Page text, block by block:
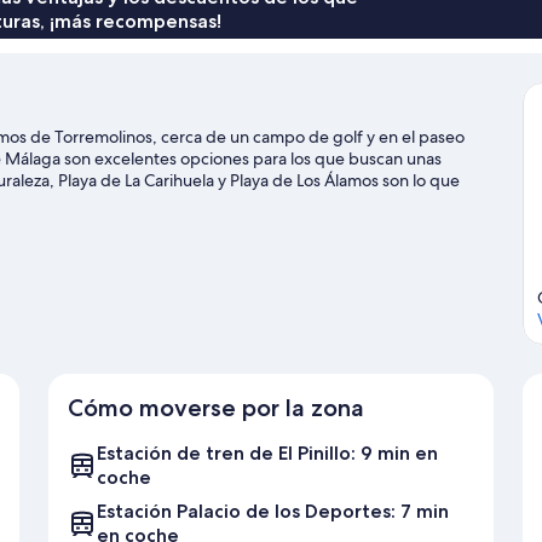
¡más recompensas!
de Torremolinos, cerca de un campo de golf y en el paseo
son excelentes opciones para los que buscan unas
Playa de La Carihuela y Playa de Los Álamos son lo que
Pablo Ruiz Picasso y, si te apetece disfrutar de un evento
Cómo moverse por la zona
Estación de tren de El Pinillo: 9 min en
coche
Estación Palacio de los Deportes: 7 min
en coche